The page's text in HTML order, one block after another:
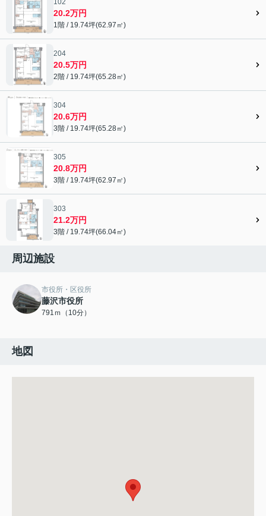
102
20.2万円
1階 / 19.74坪(62.97㎡)
204
20.5万円
2階 / 19.74坪(65.28㎡)
304
20.6万円
3階 / 19.74坪(65.28㎡)
305
20.8万円
3階 / 19.74坪(62.97㎡)
303
21.2万円
3階 / 19.74坪(66.04㎡)
周辺施設
市役所・区役所
藤沢市役所
791ｍ（10分）
地図